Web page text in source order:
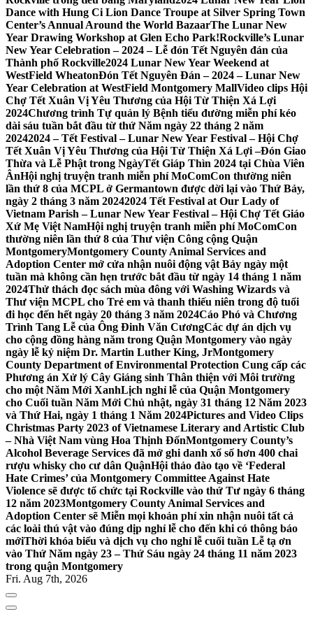
Dance with Hung Ci Lion Dance Troupe at Silver Spring Town
Center’s Annual Around the World BazaarThe Lunar New
Year Drawing Workshop at Glen Echo Park!Rockville’s Lunar
New Year Celebration – 2024 – Lễ đón Tết Nguyên đán của
Thành phố Rockville2024 Lunar New Year Weekend at
WestField WheatonĐón Tết Nguyên Đán – 2024 – Lunar New
Year Celebration at WestField Montgomery MallVideo clips Hội
Chợ Tết Xuân Vị Yêu Thương của Hội Từ Thiện Xá Lợi
2024Chương trình Tự quản lý Bệnh tiểu đường miễn phí kéo
dài sáu tuần bắt đầu từ thứ Năm ngày 22 tháng 2 năm
20242024 – Tết Festival – Lunar New Year Festival – Hội Chợ
Tết Xuân Vị Yêu Thương của Hội Từ Thiện Xá Lợi –Đón Giao
Thừa và Lễ Phật trong NgàyTết Giáp Thìn 2024 tại Chùa Viên
ÂnHội nghị truyện tranh miễn phí MoComCon thường niên
lần thứ 8 của MCPL ở Germantown được dời lại vào Thứ Bảy,
ngày 2 tháng 3 năm 20242024 Tết Festival at Our Lady of
Vietnam Parish – Lunar New Year Festival – Hội Chợ Tết Giáo
Xứ Mẹ Việt NamHội nghị truyện tranh miễn phí MoComCon
thường niên lần thứ 8 của Thư viện Công cộng Quận
MontgomeryMontgomery County Animal Services and
Adoption Center mở cửa nhận nuôi động vật Bảy ngày một
tuần mà không cần hẹn trước bắt đầu từ ngày 14 tháng 1 năm
2024Thử thách đọc sách mùa đông với Washing Wizards và
Thư viện MCPL cho Trẻ em và thanh thiếu niên trong độ tuổi
đi học đến hết ngày 20 tháng 3 năm 2024Cáo Phó và Chương
Trình Tang Lễ của Ông Đinh Văn CươngCác dự án dịch vụ
cho cộng đồng hàng năm trong Quận Montgomery vào ngày
ngày lễ kỷ niệm Dr. Martin Luther King, JrMontgomery
County Department of Environmental Protection Cung cấp các
Phương án Xử lý Cây Giáng sinh Thân thiện với Môi trường
cho một Năm Mới XanhLịch nghỉ lễ của Quận Montgomery
cho Cuối tuần Năm Mới Chủ nhật, ngày 31 tháng 12 Năm 2023
và Thứ Hai, ngày 1 tháng 1 Năm 2024Pictures and Video Clips
Christmas Party 2023 of Vietnamese Literary and Artistic Club
– Nhà Việt Nam vùng Hoa Thịnh ĐốnMontgomery County’s
Alcohol Beverage Services đã mở ghi danh xổ số hơn 400 chai
rượu whisky cho cư dân QuậnHội thảo đào tạo về ‘Federal
Hate Crimes’ của Montgomery Committee Against Hate
Violence sẽ được tổ chức tại Rockville vào thứ Tư ngày 6 tháng
12 năm 2023Montgomery County Animal Services and
Adoption Center sẽ Miễn mọi khoản phí xin nhận nuôi tất cả
các loài thú vật vào đúng dịp nghỉ lễ cho đến khi có thông báo
mớiThời khóa biểu và dịch vụ cho nghỉ lễ cuối tuần Lễ tạ ơn
vào Thứ Năm ngày 23 – Thứ Sáu ngày 24 tháng 11 năm 2023
trong quận Montgomery
Fri. Aug 7th, 2026